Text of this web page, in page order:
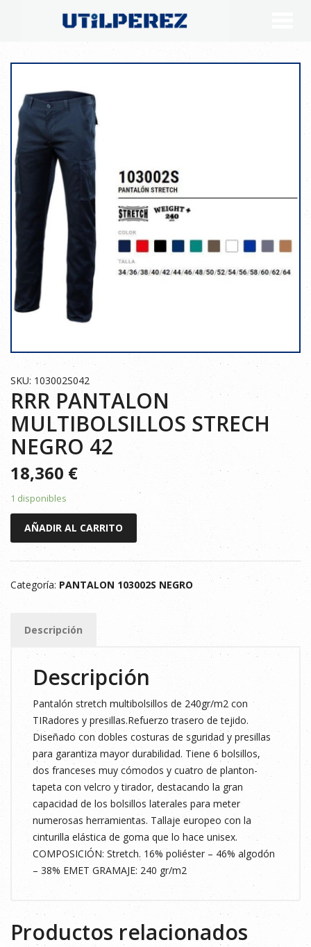
SKU: 103002S042
RRR PANTALON
MULTIBOLSILLOS STRECH
NEGRO 42
18,360€
1 disponibles
MULTIBOLSILLOS
NEGRO
AÑADIR AL CARRITO
Categoría: PANTALON 103002S NEGRO
Descripción
Descripción
Pantalón stretch multibolsillos de 240gr/m2 con
TIRadores y presillas.Refuerzo trasero de tejido.
Diseñado con dobles costuras de sguridad y presillas
para garantiza mayor durabilidad. Tiene 6 bolsillos,
dos franceses muy cómodos y cuatro de planton-
tapeta con velcro y tirador, destacando la gran
capacidad de los bolsillos laterales para meter
numerosas herramientas. Tallaje europeo con la
cinturilla elástica de goma que lo hace unisex.
COMPOSICIÓN: Stretch. 16% poliéster – 46% algodón
– 38% EMET GRAMAJE: 240 gr/m2
Productos relacionados